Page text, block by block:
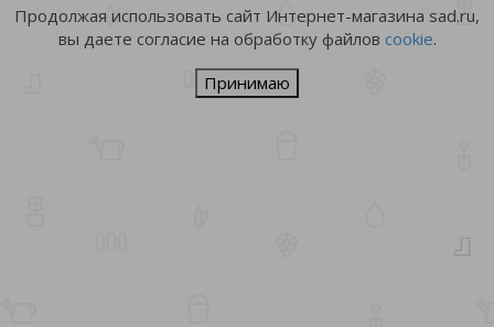
Продолжая использовать сайт Интернет-магазина sad.ru,
вы даете согласие на обработку файлов cookie.
Принимаю